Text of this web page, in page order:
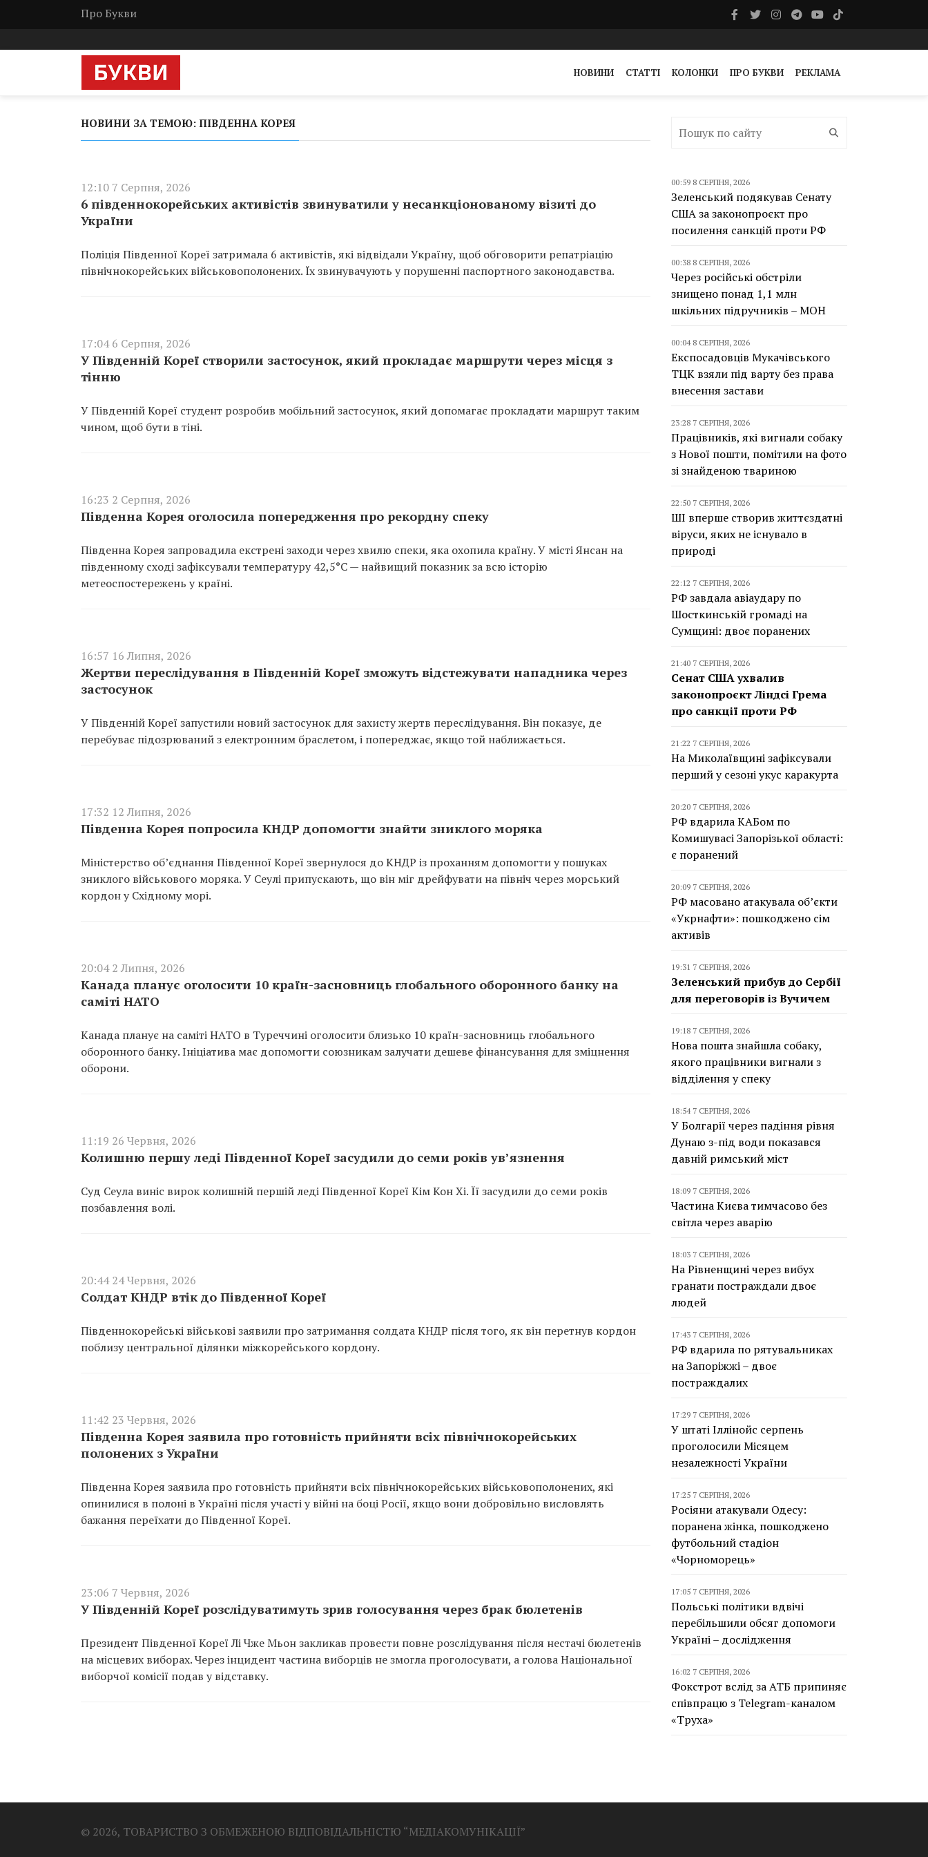
Про Букви
НОВИНИ СТАТТІ КОЛОНКИ ПРО БУКВИ РЕКЛАМА
НОВИНИ ЗА ТЕМОЮ: ПІВДЕННА КОРЕЯ
12:10 7 Серпня, 2026
6 південнокорейських активістів звинуватили у несанкціонованому візиті до
України
Поліція Південної Кореї затримала 6 активістів, які відвідали Україну, щоб обговорити репатріацію
північнокорейських військовополонених. Їх звинувачують у порушенні паспортного законодавства.
17:04 6 Серпня, 2026
У Південній Кореї створили застосунок, який прокладає маршрути через місця з
тінню
У Південній Кореї студент розробив мобільний застосунок, який допомагає прокладати маршрут таким
чином, щоб бути в тіні.
16:23 2 Серпня, 2026
Південна Корея оголосила попередження про рекордну спеку
Південна Корея запровадила екстрені заходи через хвилю спеки, яка охопила країну. У місті Янсан на
південному сході зафіксували температуру 42,5°C — найвищий показник за всю історію
метеоспостережень у країні.
16:57 16 Липня, 2026
Жертви переслідування в Південній Кореї зможуть відстежувати нападника через
застосунок
У Південній Кореї запустили новий застосунок для захисту жертв переслідування. Він показує, де
перебуває підозрюваний з електронним браслетом, і попереджає, якщо той наближається.
17:32 12 Липня, 2026
Південна Корея попросила КНДР допомогти знайти зниклого моряка
Міністерство об’єднання Південної Кореї звернулося до КНДР із проханням допомогти у пошуках
зниклого військового моряка. У Сеулі припускають, що він міг дрейфувати на північ через морський
кордон у Східному морі.
20:04 2 Липня, 2026
Канада планує оголосити 10 країн-засновниць глобального оборонного банку на
саміті НАТО
Канада планує на саміті НАТО в Туреччині оголосити близько 10 країн-засновниць глобального
оборонного банку. Ініціатива має допомогти союзникам залучати дешеве фінансування для зміцнення
оборони.
11:19 26 Червня, 2026
Колишню першу леді Південної Кореї засудили до семи років ув’язнення
Суд Сеула виніс вирок колишній першій леді Південної Кореї Кім Кон Хі. Її засудили до семи років
позбавлення волі.
20:44 24 Червня, 2026
Солдат КНДР втік до Південної Кореї
Південнокорейські військові заявили про затримання солдата КНДР після того, як він перетнув кордон
поблизу центральної ділянки міжкорейського кордону.
11:42 23 Червня, 2026
Південна Корея заявила про готовність прийняти всіх північнокорейських
полонених з України
Південна Корея заявила про готовність прийняти всіх північнокорейських військовополонених, які
опинилися в полоні в Україні після участі у війні на боці Росії, якщо вони добровільно висловлять
бажання переїхати до Південної Кореї.
23:06 7 Червня, 2026
У Південній Кореї розслідуватимуть зрив голосування через брак бюлетенів
Президент Південної Кореї Лі Чже Мьон закликав провести повне розслідування після нестачі бюлетенів
на місцевих виборах. Через інцидент частина виборців не змогла проголосувати, а голова Національної
виборчої комісії подав у відставку.
00:59 8 СЕРПНЯ, 2026
Зеленський подякував Сенату
США за законопроєкт про
посилення санкцій проти РФ
00:38 8 СЕРПНЯ, 2026
Через російські обстріли
знищено понад 1,1 млн
шкільних підручників – МОН
00:04 8 СЕРПНЯ, 2026
Експосадовців Мукачівського
ТЦК взяли під варту без права
внесення застави
23:28 7 СЕРПНЯ, 2026
Працівників, які вигнали собаку
з Нової пошти, помітили на фото
зі знайденою твариною
22:50 7 СЕРПНЯ, 2026
ШІ вперше створив життєздатні
віруси, яких не існувало в
природі
22:12 7 СЕРПНЯ, 2026
РФ завдала авіаудару по
Шосткинській громаді на
Сумщині: двоє поранених
21:40 7 СЕРПНЯ, 2026
Сенат США ухвалив
законопроєкт Ліндсі Грема
про санкції проти РФ
21:22 7 СЕРПНЯ, 2026
На Миколаївщині зафіксували
перший у сезоні укус каракурта
20:20 7 СЕРПНЯ, 2026
РФ вдарила КАБом по
Комишувасі Запорізької області:
є поранений
20:09 7 СЕРПНЯ, 2026
РФ масовано атакувала об’єкти
«Укрнафти»: пошкоджено сім
активів
19:31 7 СЕРПНЯ, 2026
Зеленський прибув до Сербії
для переговорів із Вучичем
19:18 7 СЕРПНЯ, 2026
Нова пошта знайшла собаку,
якого працівники вигнали з
відділення у спеку
18:54 7 СЕРПНЯ, 2026
У Болгарії через падіння рівня
Дунаю з-під води показався
давній римський міст
18:09 7 СЕРПНЯ, 2026
Частина Києва тимчасово без
світла через аварію
18:03 7 СЕРПНЯ, 2026
На Рівненщині через вибух
гранати постраждали двоє
людей
17:43 7 СЕРПНЯ, 2026
РФ вдарила по рятувальниках
на Запоріжжі – двоє
постраждалих
17:29 7 СЕРПНЯ, 2026
У штаті Іллінойс серпень
проголосили Місяцем
незалежності України
17:25 7 СЕРПНЯ, 2026
Росіяни атакували Одесу:
поранена жінка, пошкоджено
футбольний стадіон
«Чорноморець»
17:05 7 СЕРПНЯ, 2026
Польські політики вдвічі
перебільшили обсяг допомоги
Україні – дослідження
16:02 7 СЕРПНЯ, 2026
Фокстрот вслід за АТБ припиняє
співпрацю з Telegram-каналом
«Труха»
© 2026, ТОВАРИСТВО З ОБМЕЖЕНОЮ ВІДПОВІДАЛЬНІСТЮ “МЕДІАКОМУНІКАЦІЇ”